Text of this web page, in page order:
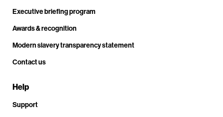
Executive briefing program
Awards & recognition
Modern slavery transparency statement
Contact us
Help
Support